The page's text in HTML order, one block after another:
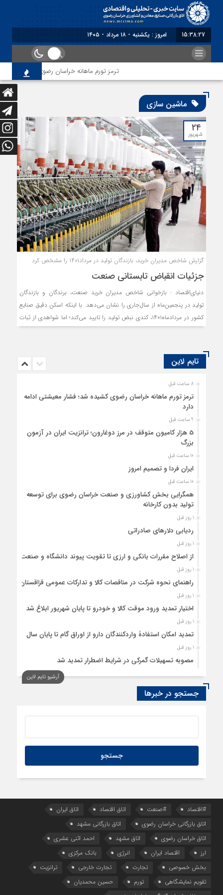
15:38:27 امروز : یکشنبه - ۱۸ مرداد - ۱۴۰۵
ترمز تورم ماهانه خراسان رضوی کشیده شد؛
ماشین سازی
۲۴
شهریور
گزارش شاخص مدیران خرید، بازندگان تولید در مرداد۱۴۰۱ را مشخص کرد
جزئیات انقباض تابستانی صنعت
دنیای‌اقتصاد : بازخوانی شاخص مدیران خرید صنعت، برندگان و بازندگان
تولید در پنجمین‌ماه از سال‌جاری را نشان می‌دهد. با اینکه اسکن دقیق صنایع
کشور در مردادماه۱۴۰۱، کندی نبض تولید را تایید می‌کند؛ اما شواهدی از ثبات
بخش‌‌‌های «سایر صنایع» و «ماشین‌‌‌آلات و لوازم‌خانگی» فعالیت به‌نسبت
کم‌تنش یا پایداری را تجربه کرده‌‌‌اند.
تایم لاین
8 ساعت قبل
ترمز تورم ماهانه خراسان رضوی کشیده شد؛ فشار معیشتی ادامه
دارد
9 ساعت قبل
5 هزار کامیون متوقف در مرز دوغارون؛ ترانزیت ایران در آزمون
بزرگ
10 ساعت قبل
ایران فردا و تصمیم امروز
10 ساعت قبل
همگرایی بخش کشاورزی و صنعت خراسان رضوی برای توسعه
تولید بدون کارخانه
1 روز قبل
ردیابی دلارهای صادراتی
1 روز قبل
از اصلاح مقررات بانکی و ارزی تا تقویت پیوند دانشگاه و صنعت
1 روز قبل
راهنمای نحوه شرکت در مناقصات کالا و تدارکات عمومی قزاقستان
1 روز قبل
اختیار تمدید ورود موقت کالا و خودرو تا پایان شهریور ابلاغ شد
1 روز قبل
تمدید امکان استفادۀ واردکنندگان دارو از اوراق گام تا پایان سال
1 روز قبل
مصوبه تسهیلات گمرکی در شرایط اضطرار تمدید شد
آرشیو تایم لاین
جستجو در خبرها
#اقتصاد #صنعت اتاق اقتصاد
اتاق ایران
اتاق بازرگانی خراسان رضوی
اتاق بازرگانی مشهد
اتاق خراسان رضوی
اتاق مشهد
احمد اثنی عشری
ارز
اقتصاد ایران انرژی
بانک مرکزی
بخش خصوصی
تجارت تجارت خارجی
ترانزیت
تقویم نمایشگاهی
تورم
حسین محمدیان